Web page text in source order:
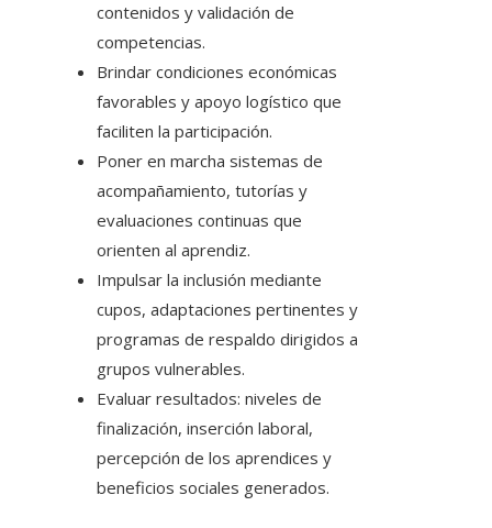
contenidos y validación de
competencias.
Brindar condiciones económicas
favorables y apoyo logístico que
faciliten la participación.
Poner en marcha sistemas de
acompañamiento, tutorías y
evaluaciones continuas que
orienten al aprendiz.
Impulsar la inclusión mediante
cupos, adaptaciones pertinentes y
programas de respaldo dirigidos a
grupos vulnerables.
Evaluar resultados: niveles de
finalización, inserción laboral,
percepción de los aprendices y
beneficios sociales generados.